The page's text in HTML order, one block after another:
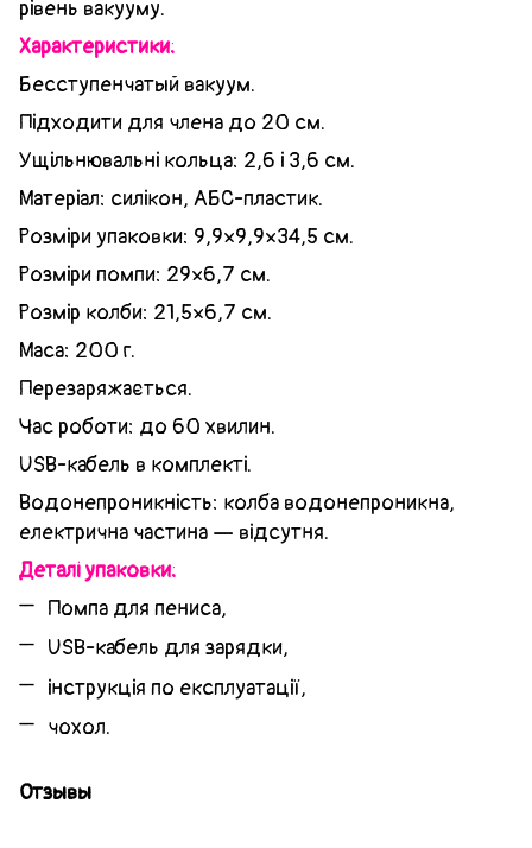
рівень вакууму.
Характеристики:
Бесступенчатый вакуум.
Підходити для члена до 20 см.
Ущільнювальні кольца: 2,6 і 3,6 см.
Матеріал: силікон, АБС-пластик.
Розміри упаковки: 9,9×9,9×34,5 см.
Розміри помпи: 29×6,7 см.
Розмір колби: 21,5×6,7 см.
Маса: 200 г.
Перезаряжається.
Час роботи: до 60 хвилин.
USB-кабель в комплекті.
Водонепроникність: колба водонепроникна,
електрична частина — відсутня.
Деталі упаковки:
Помпа для пениса,
USB-кабель для зарядки,
інструкція по експлуатації,
чохол.
Отзывы